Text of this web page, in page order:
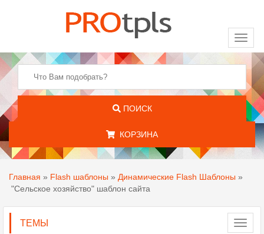
ПОИСК
КОРЗИНА
Главная » Flash шаблоны » Динамические Flash Шаблоны »
"Сельское хозяйство" шаблон сайта
ТЕМЫ